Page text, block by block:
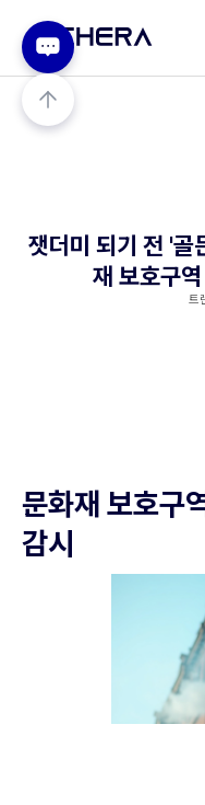
잿더미 되기 전 '골
재 보호구
트
문화재 보호구
감시